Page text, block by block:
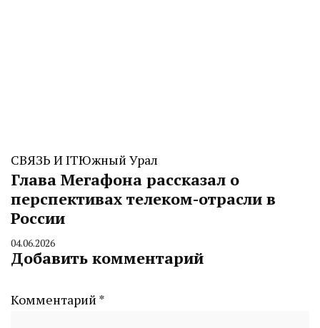
СВЯЗЬ И ITЮжный Урал
Глава Мегафона рассказал о
перспективах телеком-отрасли в
России
By
CHELINDUSTRY
04.06.2026
Добавить комментарий
Комментарий *